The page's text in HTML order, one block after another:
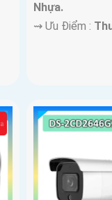
Nhựa.
️⇝ Ưu Điểm :